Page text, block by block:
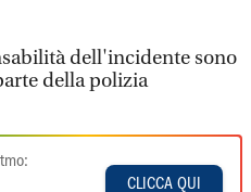
dell'incidente sono
della polizia
CLICCA QUI